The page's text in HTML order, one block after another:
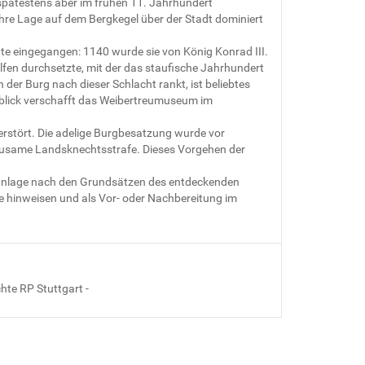
Lage auf dem Bergkegel über der Stadt dominiert
eingegangen: 1140 wurde sie von König Konrad III.
durchsetzte, mit der das staufische Jahrhundert
Burg nach dieser Schlacht rankt, ist beliebtes
verschafft das Weibertreumuseum im
Die adelige Burgbesatzung wurde vor
Landsknechtsstrafe. Dieses Vorgehen der
nach den Grundsätzen des entdeckenden
hinweisen und als Vor- oder Nachbereitung im
RP Stuttgart -